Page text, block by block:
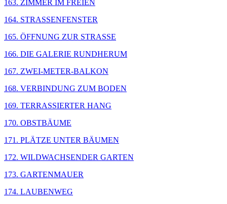
163. ZIMMER IM FREIEN
164. STRASSENFENSTER
165. ÖFFNUNG ZUR STRASSE
166. DIE GALERIE RUNDHERUM
167. ZWEI-METER-BALKON
168. VERBINDUNG ZUM BODEN
169. TERRASSIERTER HANG
170. OBSTBÄUME
171. PLÄTZE UNTER BÄUMEN
172. WILDWACHSENDER GARTEN
173. GARTENMAUER
174. LAUBENWEG